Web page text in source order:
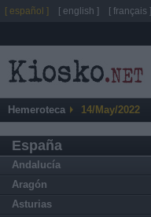
Hemeroteca 14/May/2022
España
Andalucía
Aragón
Asturias
[ español ] [ english ] [ français ]